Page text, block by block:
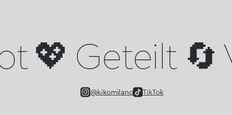
💖 Geteilt 🔄
@kikomilano TikTok